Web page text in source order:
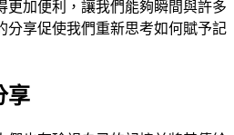
更加便利，讓我們能夠瞬間與許多
分享促使我們重新思考如何賦予記
享